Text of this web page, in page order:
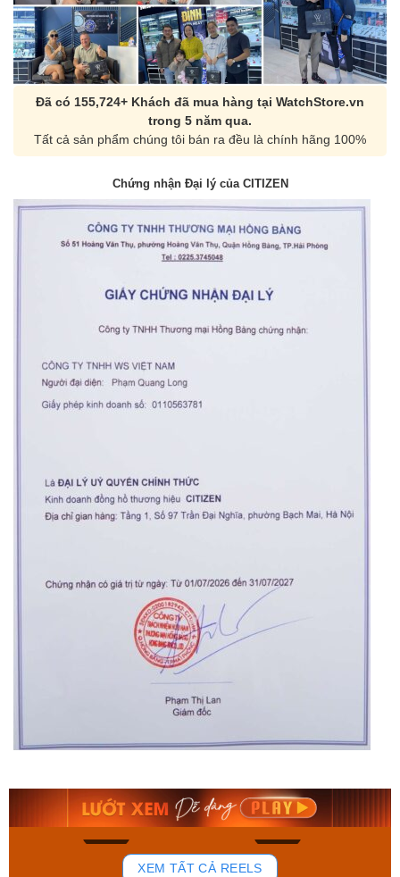
Đã có 155,724+ Khách đã mua hàng tại WatchStore.vn
trong 5 năm qua.
Tất cả sản phẩm chúng tôi bán ra đều là chính hãng 100%
Chứng nhận Đại lý của CITIZEN
195
Orient Nam RA-
Mua ngay
Casio Nam MTS-
Mua ngay
XEM TẤT CẢ REELS